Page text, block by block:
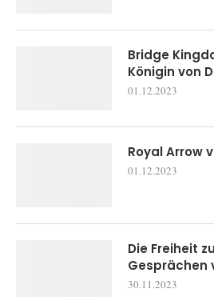
Bridge
Königin von
01.12.2023
Royal Arrow
01.12.2023
Die Freiheit
Gesprächen
30.11.2023